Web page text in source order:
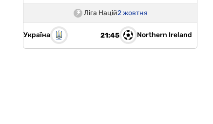
Ліга Націй2 жовтня
Україна 21:45 Northern Ireland